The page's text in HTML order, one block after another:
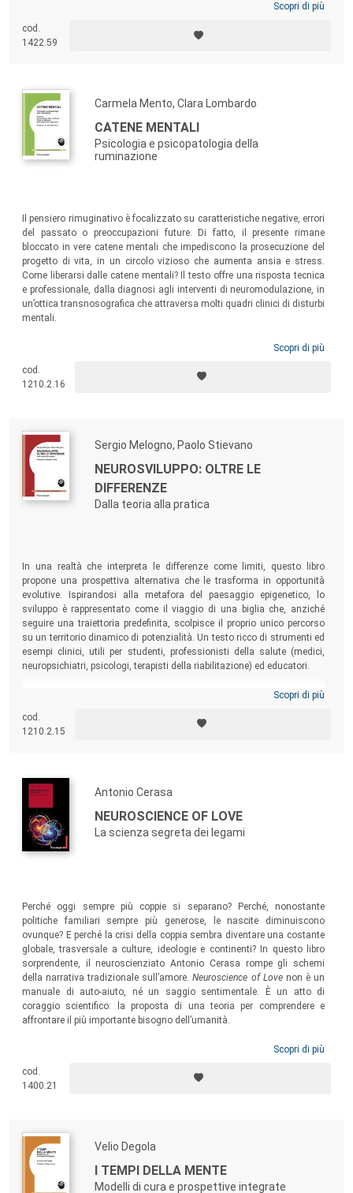
Scopri di più
cod.
1422.59
Carmela Mento, Clara Lombardo
CATENE MENTALI
Psicologia e psicopatologia della
ruminazione
Il pensiero rimuginativo è focalizzato su caratteristiche negative, errori
del passato o preoccupazioni future. Di fatto, il presente rimane
bloccato in vere catene mentali che impediscono la prosecuzione del
progetto di vita, in un circolo vizioso che aumenta ansia e stress.
Come liberarsi dalle catene mentali? Il testo offre una risposta tecnica
e professionale, dalla diagnosi agli interventi di neuromodulazione, in
un’ottica transnosografica che attraversa molti quadri clinici di disturbi
mentali.
Scopri di più
cod.
1210.2.16
Sergio Melogno, Paolo Stievano
NEUROSVILUPPO: OLTRE LE
DIFFERENZE
Dalla teoria alla pratica
In una realtà che interpreta le differenze come limiti, questo libro
propone una prospettiva alternativa che le trasforma in opportunità
evolutive. Ispirandosi alla metafora del paesaggio epigenetico, lo
sviluppo è rappresentato come il viaggio di una biglia che, anziché
seguire una traiettoria predefinita, scolpisce il proprio unico percorso
su un territorio dinamico di potenzialità. Un testo ricco di strumenti ed
esempi clinici, utili per studenti, professionisti della salute (medici,
neuropsichiatri, psicologi, terapisti della riabilitazione) ed educatori.
Scopri di più
cod.
1210.2.15
Antonio Cerasa
NEUROSCIENCE OF LOVE
La scienza segreta dei legami
Perché oggi sempre più coppie si separano? Perché, nonostante
politiche familiari sempre più generose, le nascite diminuiscono
ovunque? E perché la crisi della coppia sembra diventare una costante
globale, trasversale a culture, ideologie e continenti? In questo libro
sorprendente, il neuroscienziato Antonio Cerasa rompe gli schemi
della narrativa tradizionale sull’amore.Neuroscience of Lovenon è un
manuale di auto-aiuto, né un saggio sentimentale. È un atto di
coraggio scientifico: la proposta di una teoria per comprendere e
affrontare il più importante bisogno dell’umanità.
Scopri di più
cod.
1400.21
Velio Degola
I TEMPI DELLA MENTE
Modelli di cura e prospettive integrate